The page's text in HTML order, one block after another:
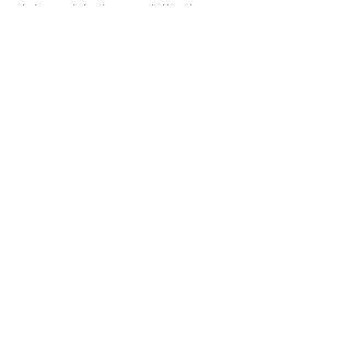
laboratório é especializado em exames